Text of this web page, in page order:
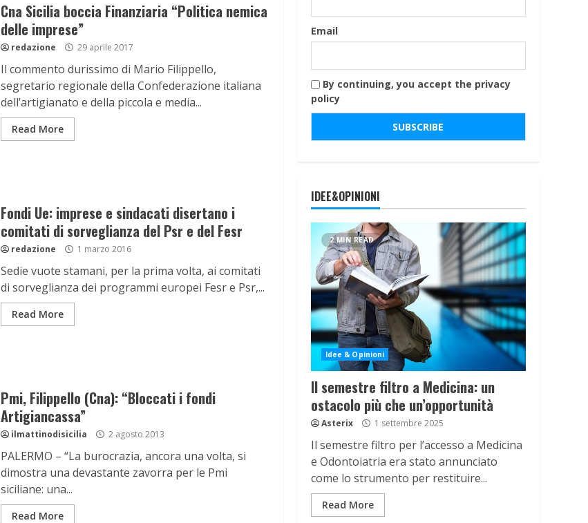
Cna Sicilia boccia Finanziaria “Politica nemica
delle imprese”
redazione 29 aprile 2017
Il commento durissimo di Mario Filippello,
segretario regionale della Confederazione italiana
dell’artigianato e della piccola e media...
Read More
Fondi Ue: imprese e sindacati disertano i
comitati di sorveglianza del Psr e del Fesr
redazione 1 marzo 2016
Sedie vuote stamani, per la prima volta, ai comitati
di sorveglianza dei programmi europei Fesr e Psr,...
Read More
Pmi, Filippello (Cna): “Bloccati i fondi
Artigiancassa”
ilmattinodisicilia 2 agosto 2013
PALERMO – “La burocrazia, ancora una volta, si
dimostra una devastante zavorra per le Pmi
siciliane: una...
Read More
Email
By continuing, you accept the privacy
policy
IDEE&OPINIONI
2 MIN READ
Idee & Opinioni
Il semestre filtro a Medicina: un
ostacolo più che un’opportunità
Asterix 1 settembre 2025
Il semestre filtro per l’accesso a Medicina
e Odontoiatria era stato annunciato
come lo strumento per restituire...
Read More